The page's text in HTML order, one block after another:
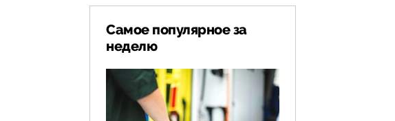
Самое популярное за
неделю